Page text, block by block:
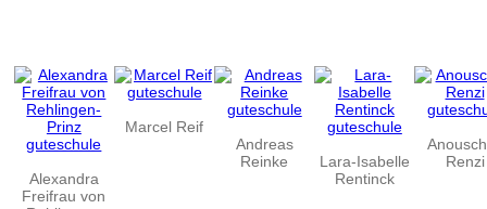
Alexandra
Freifrau von
Marcel Reif
Andreas
Reinke
Lara-Isabelle
Rentinck
Renzi